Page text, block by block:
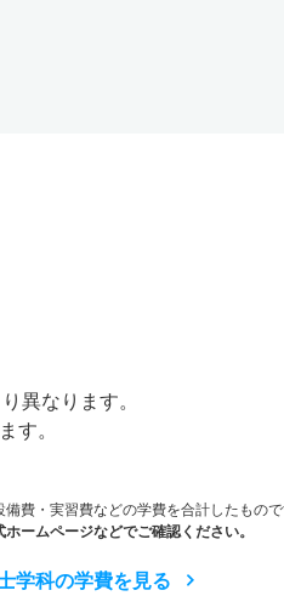
異なります。
。
費・実習費などの学費を合計したもので
ームページなどでご確認ください。
学科の学費を見る